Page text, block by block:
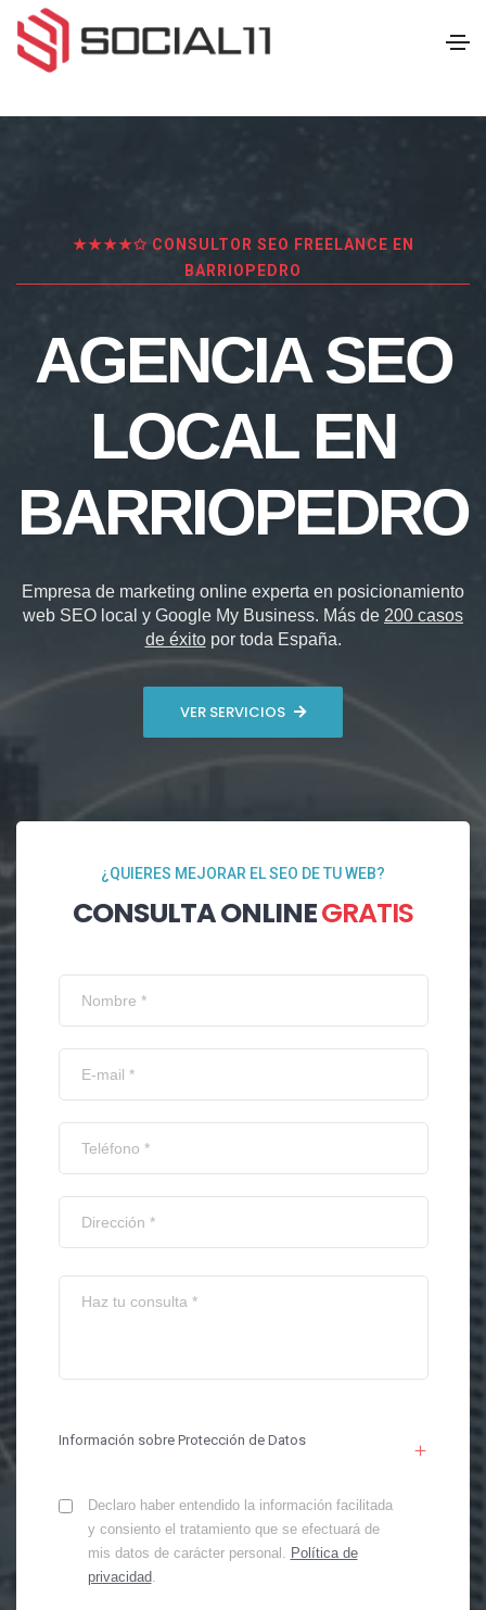
★★★★✩ CONSULTOR SEO FREELANCE EN
BARRIOPEDRO
AGENCIA SEO
LOCAL EN
BARRIOPEDRO
Empresa de marketing online experta en posicionamiento
web SEO local y Google My Business. Más de 200 casos
de éxitopor toda España.
VER SERVICIOS
¿QUIERES MEJORAR EL SEO DE TU WEB?
CONSULTA ONLINEGRATIS
Información sobre Protección de Datos
Declaro haber entendido la información facilitada
y consiento el tratamiento que se efectuará de
mis datos de carácter personal. Política de
privacidad.